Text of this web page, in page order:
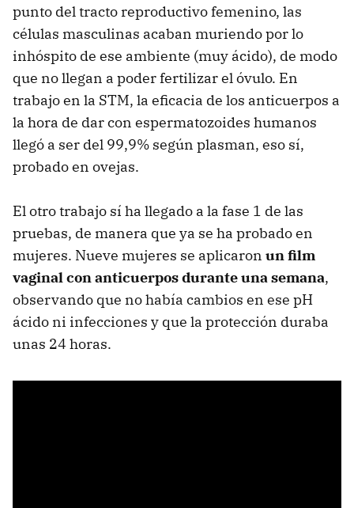
punto del tracto reproductivo femenino, las
células masculinas acaban muriendo por lo
inhóspito de ese ambiente (muy ácido), de modo
que no llegan a poder fertilizar el óvulo. En
trabajo en la STM, la eficacia de los anticuerpos a
la hora de dar con espermatozoides humanos
llegó a ser del 99,9% según plasman, eso sí,
probado en ovejas.
El otro trabajo sí ha llegado a la fase 1 de las
pruebas, de manera que ya se ha probado en
mujeres. Nueve mujeres se aplicaron un film
vaginal con anticuerpos durante una semana,
observando que no había cambios en ese pH
ácido ni infecciones y que la protección duraba
unas 24 horas.